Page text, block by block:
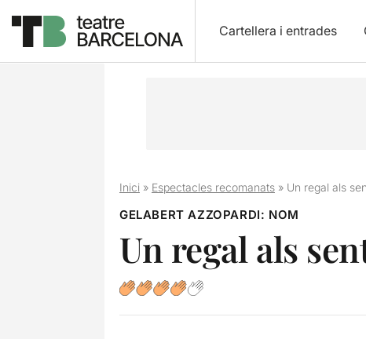
Cartellera i entrades
Inici» Espectacles recomanats» Un regal als
GELABERT AZZOPARDI: NOM
Un regal als